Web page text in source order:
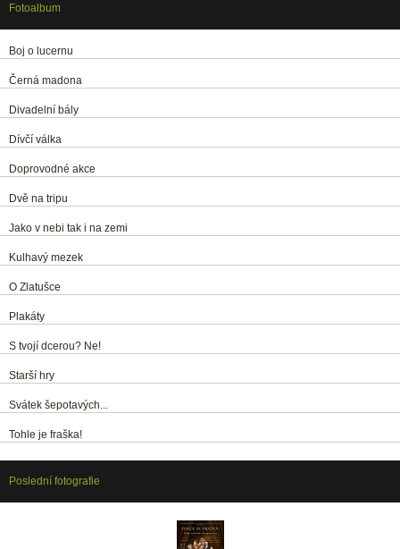
Fotoalbum
Boj o lucernu
Černá madona
Divadelní bály
Dívčí válka
Doprovodné akce
Dvě na tripu
Jako v nebi tak i na zemi
Kulhavý mezek
O Zlatušce
Plakáty
S tvojí dcerou? Ne!
Starší hry
Svátek šepotavých...
Tohle je fraška!
Poslední fotografie